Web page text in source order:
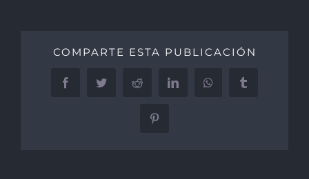
COMPARTE ESTA PUBLICACIÓN
FacebookTwitter Reddit LinkedInWhatsAppTumblr
Pinterest